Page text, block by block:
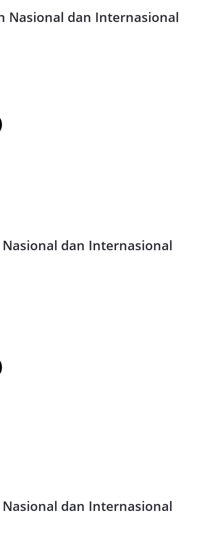
Nasional dan Internasional
dan Internasional
dan Internasional